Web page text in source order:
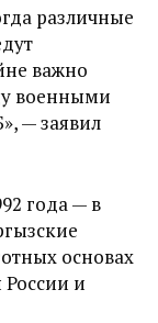
различные
важно
военными
— заявил
года — в
основах
и